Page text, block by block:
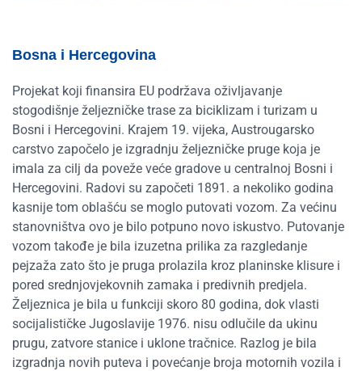
Bosna i Hercegovina
Projekat koji finansira EU podržava oživljavanje
stogodišnje željezničke trase za biciklizam i turizam u
Bosni i Hercegovini. Krajem 19. vijeka, Austrougarsko
carstvo započelo je izgradnju željezničke pruge koja je
imala za cilj da poveže veće gradove u centralnoj Bosni i
Hercegovini. Radovi su započeti 1891. a nekoliko godina
kasnije tom oblašću se moglo putovati vozom. Za većinu
stanovništva ovo je bilo potpuno novo iskustvo. Putovanje
vozom takođe je bila izuzetna prilika za razgledanje
pejzaža zato što je pruga prolazila kroz planinske klisure i
pored srednjovjekovnih zamaka i predivnih predjela.
Željeznica je bila u funkciji skoro 80 godina, dok vlasti
socijalističke Jugoslavije 1976. nisu odlučile da ukinu
prugu, zatvore stanice i uklone tračnice. Razlog je bila
izgradnja novih puteva i povećanje broja motornih vozila i